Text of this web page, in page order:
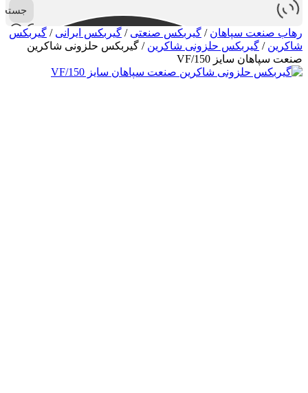
رهاب صنعت سپاهان / گیربکس صنعتی / گیربکس ایرانی / گیربکس
شاکرین / گیربکس حلزونی شاکرین / گیربکس حلزونی شاکرین
صنعت سپاهان سایز VF/150